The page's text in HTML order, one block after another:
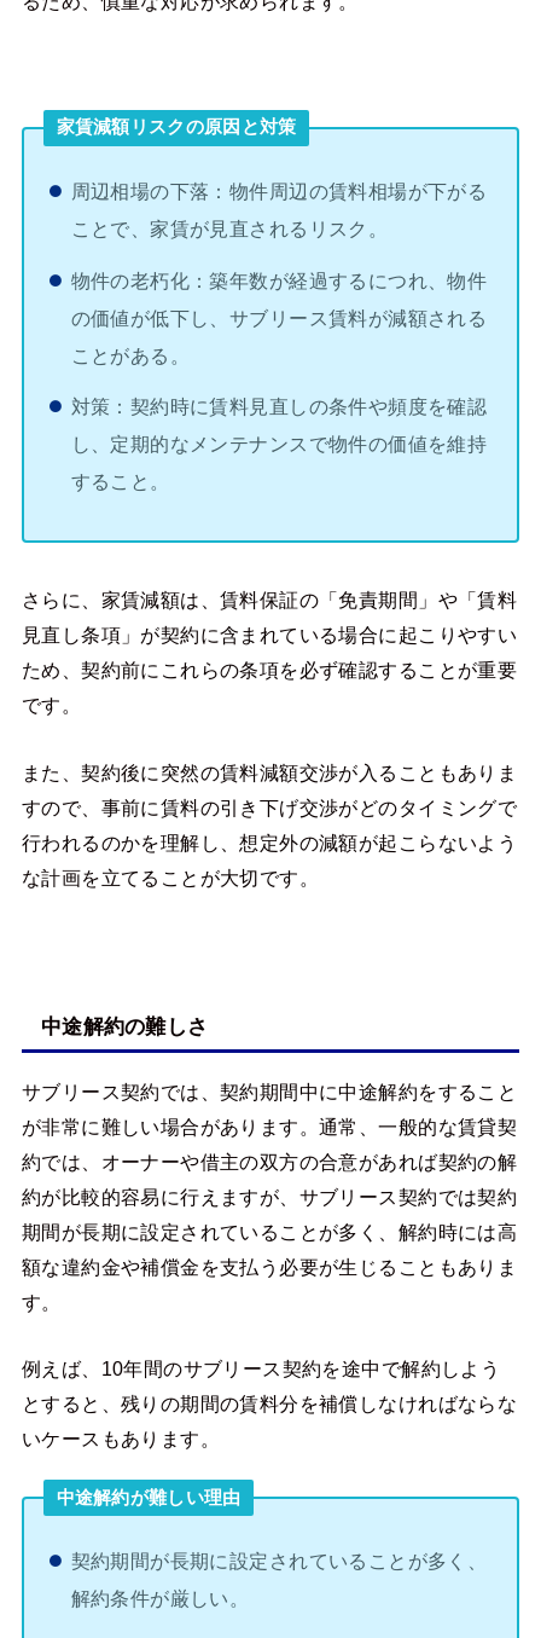
家賃減額リスクの原因と対策
周辺相場の下落：物件周辺の賃料相場が下がる
ことで、家賃が見直されるリスク。
物件の老朽化：築年数が経過するにつれ、物件
の価値が低下し、サブリース賃料が減額される
ことがある。
対策：契約時に賃料見直しの条件や頻度を確認
し、定期的なメンテナンスで物件の価値を維持
すること。
さらに、家賃減額は、賃料保証の「免責期間」や「賃料
見直し条項」が契約に含まれている場合に起こりやすい
ため、契約前にこれらの条項を必ず確認することが重要
です。
また、契約後に突然の賃料減額交渉が入ることもありま
すので、事前に賃料の引き下げ交渉がどのタイミングで
行われるのかを理解し、想定外の減額が起こらないよう
な計画を立てることが大切です。
中途解約の難しさ
サブリース契約では、契約期間中に中途解約をすること
が非常に難しい場合があります。通常、一般的な賃貸契
約では、オーナーや借主の双方の合意があれば契約の解
約が比較的容易に行えますが、サブリース契約では契約
期間が長期に設定されていることが多く、解約時には高
額な違約金や補償金を支払う必要が生じることもありま
す。
例えば、10年間のサブリース契約を途中で解約しよう
とすると、残りの期間の賃料分を補償しなければならな
いケースもあります。
中途解約が難しい理由
契約期間が長期に設定されていることが多く、
解約条件が厳しい。